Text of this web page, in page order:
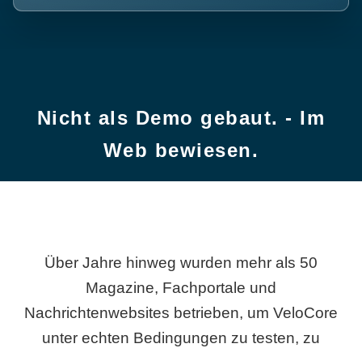
Nicht als Demo gebaut. - Im
Web bewiesen.
Über Jahre hinweg wurden mehr als 50
Magazine, Fachportale und
Nachrichtenwebsites betrieben, um VeloCore
unter echten Bedingungen zu testen, zu